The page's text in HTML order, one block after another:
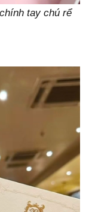
tay chú rể